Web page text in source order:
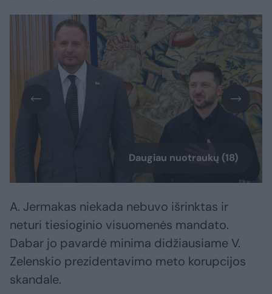
Daugiau nuotraukų (18)
A. Jermakas niekada nebuvo išrinktas ir
neturi tiesioginio visuomenės mandato.
Dabar jo pavardė minima didžiausiame V.
Zelenskio prezidentavimo meto korupcijos
skandale.